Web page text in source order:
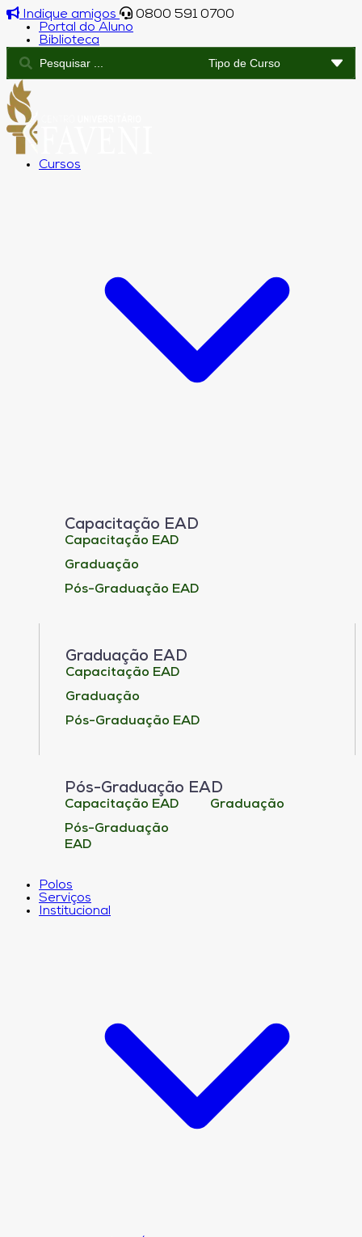
Indique amigos
0800 591 0700
Portal do Aluno
Biblioteca
Cursos
Capacitação EAD
Capacitação EAD
Graduação
Pós-Graduação EAD
Graduação EAD
Capacitação EAD
Graduação
Pós-Graduação EAD
Pós-Graduação EAD
Capacitação EAD
Graduação
Pós-Graduação
EAD
Polos
Serviços
Institucional